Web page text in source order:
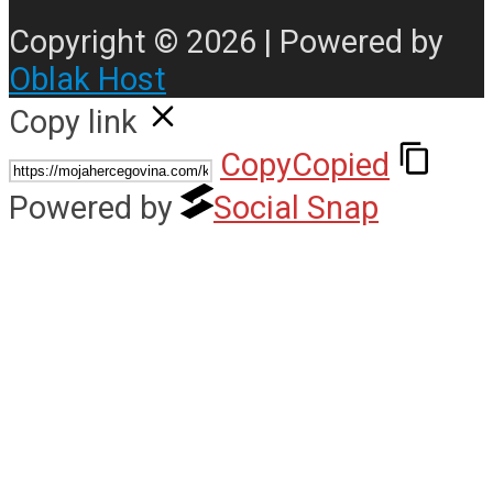
Copyright © 2026 | Powered by
Oblak Host
Copy link
CopyCopied
Powered by
Social Snap